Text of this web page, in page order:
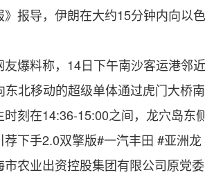
导，伊朗在大约15分钟内向以
料称，14日下午南沙客运港邻
北移动的超级单体通过虎门大桥
刻在14:36-15:00之间，龙穴岛东
手2.0双擎版#一汽丰田 #亚洲龙
业出资控股集团有限公司原党委